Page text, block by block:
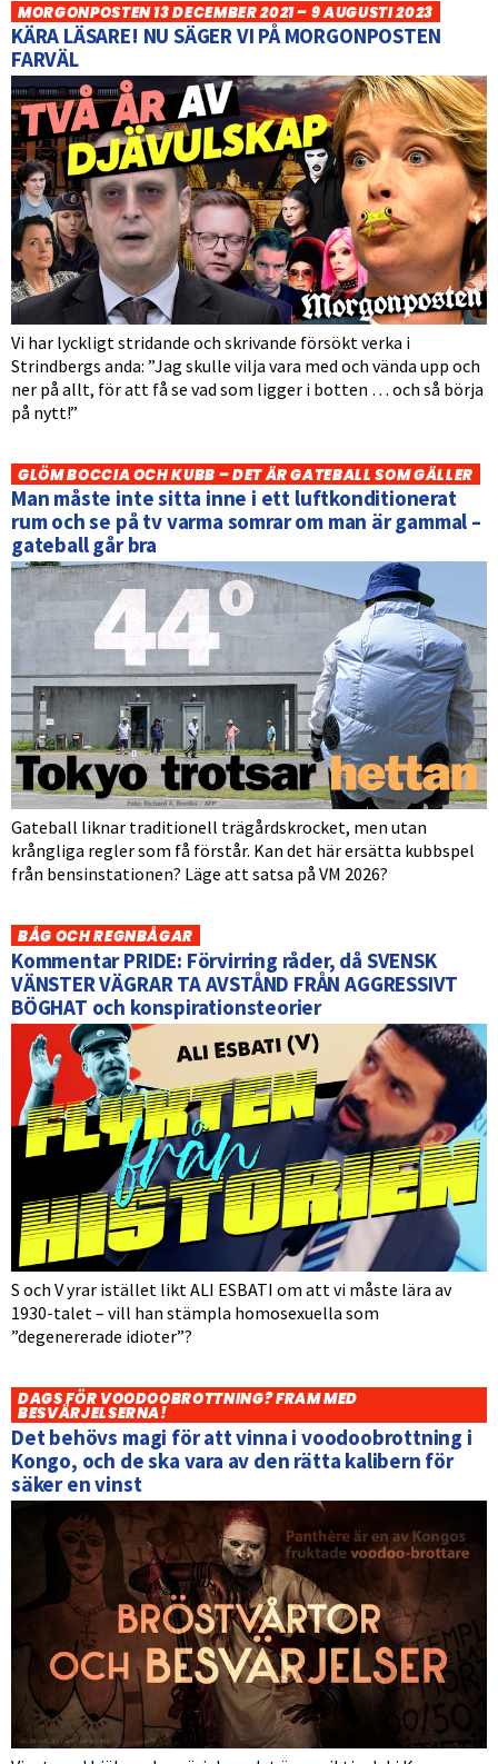
MORGONPOSTEN 13 DECEMBER 2021 – 9 AUGUSTI 2023
KÄRA LÄSARE! NU SÄGER VI PÅ MORGONPOSTEN
FARVÄL
Vi har lyckligt stridande och skrivande försökt verka i
Strindbergs anda: ”Jag skulle vilja vara med och vända upp och
ner på allt, för att få se vad som ligger i botten … och så börja
på nytt!”
GLÖM BOCCIA OCH KUBB – DET ÄR GATEBALL SOM GÄLLER
Man måste inte sitta inne i ett luftkonditionerat
rum och se på tv varma somrar om man är gammal –
gateball går bra
Gateball liknar traditionell trägårdskrocket, men utan
krångliga regler som få förstår. Kan det här ersätta kubbspel
från bensinstationen? Läge att satsa på VM 2026?
BÅG OCH REGNBÅGAR
Kommentar PRIDE: Förvirring råder, då SVENSK
VÄNSTER VÄGRAR TA AVSTÅND FRÅN AGGRESSIVT
BÖGHAT och konspirationsteorier
S och V yrar istället likt ALI ESBATI om att vi måste lära av
1930-talet – vill han stämpla homosexuella som
”degenererade idioter”?
DAGS FÖR VOODOOBROTTNING? FRAM MED
BESVÄRJELSERNA!
Det behövs magi för att vinna i voodoobrottning i
Kongo, och de ska vara av den rätta kalibern för
säker en vinst